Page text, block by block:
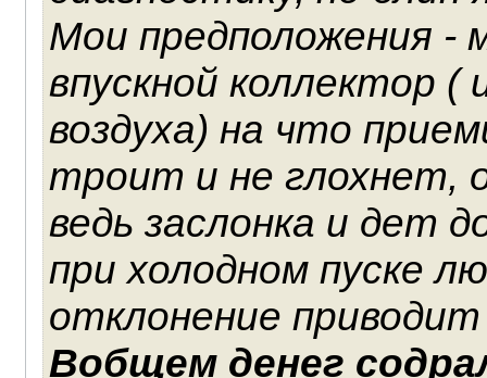
Мои предположения -
впускной коллектор
воздуха) на что
троит и не глохнет,
ведь заслонка и дет
при холодном пуске
отклонение приводит
Вобщем денег